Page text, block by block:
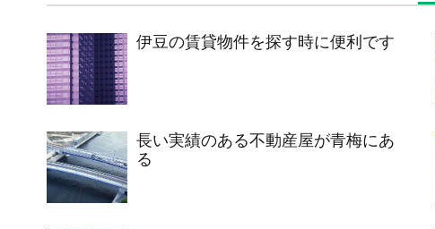
伊豆の賃貸物件を探す時に便利です
長い実績のある不動産屋が青梅にあ
る